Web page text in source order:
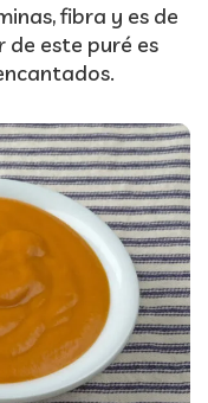
fibra y es de
de este puré es